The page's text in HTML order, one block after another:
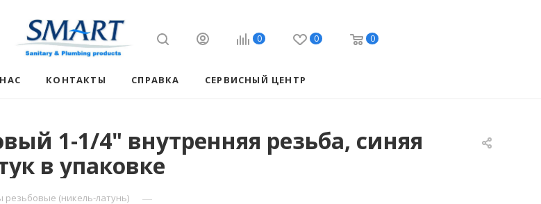
0 0 0
КОНТАКТЫ СПРАВКА СЕРВИСНЫЙ ЦЕНТР
1-1/4" внутренняя резьба, синяя
в упаковке
(никель-латунь) —